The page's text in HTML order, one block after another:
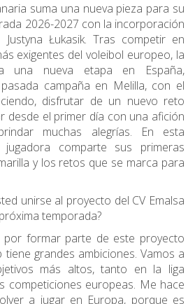
suma una nueva pieza para su
2026-2027 con la incorporación
Łukasik. Tras competir en
exigentes del voleibol europeo, la
una nueva etapa en España,
campaña en Melilla, con el
disfrutar de un nuevo reto
desde el primer día con una afición
muchas alegrías. En esta
comparte sus primeras
y los retos que se marca para
unirse al proyecto del CV Emalsa
temporada?
por formar parte de este proyecto
grandes ambiciones. Vamos a
más altos, tanto en la liga
competiciones europeas. Me hace
a jugar en Europa, porque es